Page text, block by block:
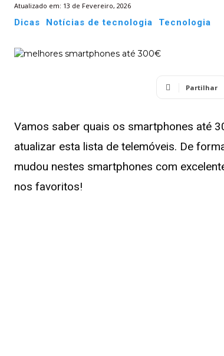
Atualizado em: 13 de Fevereiro, 2026
Dicas Notícias de tecnologia Tecnologia
Partilhar
Vamos saber quais os smartphones até
atualizar esta lista de telemóveis. De
mudou nestes smartphones com
nos favoritos!